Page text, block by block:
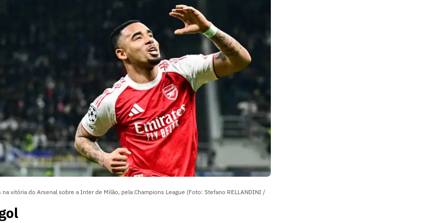
vitória do Arsenal sobre a Inter de Milão, pela Champions League (Foto: Stefano RELLANDINI /